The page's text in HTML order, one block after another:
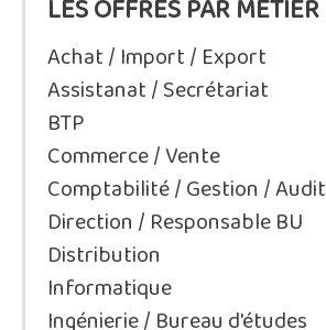
LES OFFRES PAR MÉTIER
Achat / Import / Export
Assistanat / Secrétariat
BTP
Commerce / Vente
Comptabilité / Gestion / Audit
Direction / Responsable BU
Distribution
Informatique
Ingénierie / Bureau d'études